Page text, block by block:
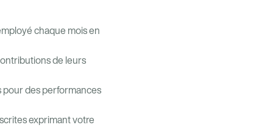
chaque mois en
de leurs
pour des performances
exprimant votre